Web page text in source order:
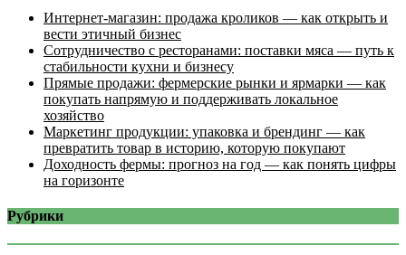
Интернет‑магазин: продажа кроликов — как открыть и
вести этичный бизнес
Сотрудничество с ресторанами: поставки мяса — путь к
стабильности кухни и бизнесу
Прямые продажи: фермерские рынки и ярмарки — как
покупать напрямую и поддерживать локальное
хозяйство
Маркетинг продукции: упаковка и брендинг — как
превратить товар в историю, которую покупают
Доходность фермы: прогноз на год — как понять цифры
на горизонте
Рубрики